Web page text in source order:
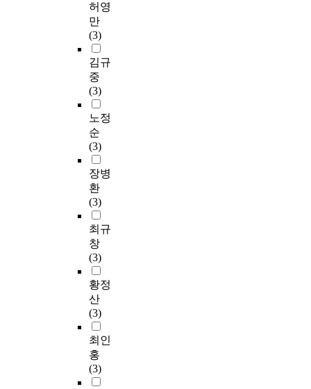
허영
만
(3)
김규
중
(3)
노정
순
(3)
장병
환
(3)
최규
창
(3)
황정
산
(3)
최인
홍
(3)